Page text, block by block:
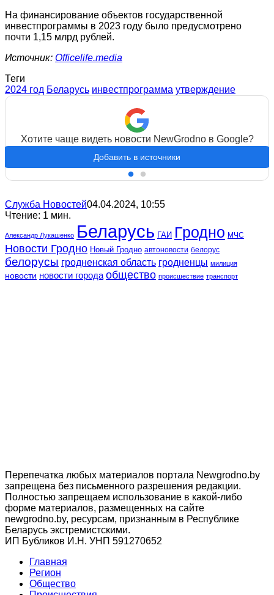
На финансирование объектов государственной
инвестпрограммы в 2023 году было предусмотрено
почти 1,15 млрд рублей.
Источник: Officelife.media
Теги
2024 год Беларусь инвестпрограмма утверждение
Хотите чаще видеть новости NewGrodno в Google?
Добавить в источники
Служба Новостей04.04.2024, 10:55
Чтение: 1 мин.
Александр Лукашенко Беларусь ГАИ Гродно МЧС
Новости Гродно Новый Гродно автоновости белорус
белорусы гродненская область гродненцы милиция
новости новости города общество происшествие транспорт
Перепечатка любых материалов портала Newgrodno.by
запрещена без письменного разрешения редакции.
Полностью запрещаем использование в какой-либо
форме материалов, размещенных на сайте
newgrodno.by, ресурсам, признанным в Республике
Беларусь экстремистскими.
ИП Бубликов И.Н. УНП 591270652
Главная
Регион
Общество